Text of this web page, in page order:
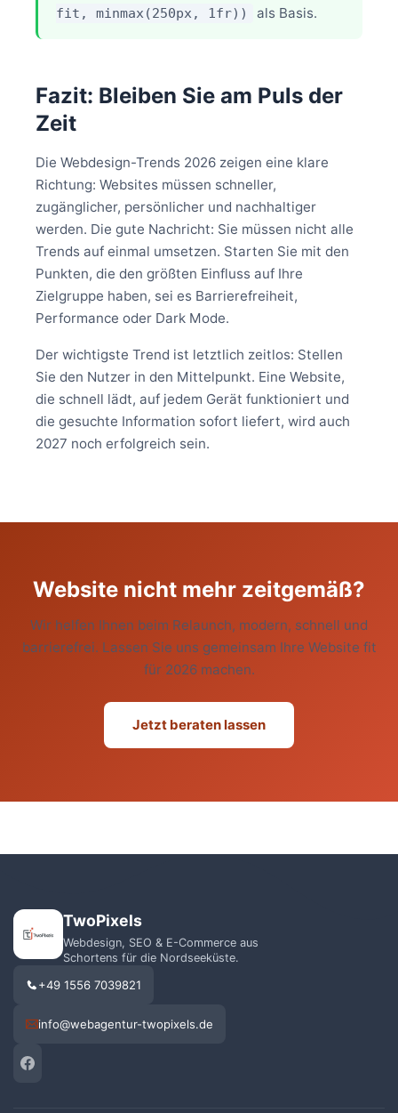
fit, minmax(250px, 1fr))
als Basis.
Fazit: Bleiben Sie am Puls der
Zeit
Die Webdesign-Trends 2026 zeigen eine klare
Richtung: Websites müssen schneller,
zugänglicher, persönlicher und nachhaltiger
werden. Die gute Nachricht: Sie müssen nicht alle
Trends auf einmal umsetzen. Starten Sie mit den
Punkten, die den größten Einfluss auf Ihre
Zielgruppe haben, sei es Barrierefreiheit,
Performance oder Dark Mode.
Der wichtigste Trend ist letztlich zeitlos: Stellen
Sie den Nutzer in den Mittelpunkt. Eine Website,
die schnell lädt, auf jedem Gerät funktioniert und
die gesuchte Information sofort liefert, wird auch
2027 noch erfolgreich sein.
Website nicht mehr zeitgemäß?
Wir helfen Ihnen beim Relaunch, modern, schnell und
barrierefrei. Lassen Sie uns gemeinsam Ihre Website fit
für 2026 machen.
Jetzt beraten lassen
TwoPixels
Webdesign, SEO & E-Commerce aus
Schortens für die Nordseeküste.
+49 1556 7039821
info@webagentur-twopixels.de